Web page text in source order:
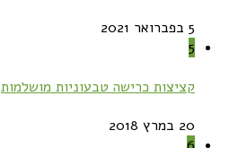
5 בפברואר 2021
5
קציצות כרישה טבעוניות מושלמות
20 במרץ 2018